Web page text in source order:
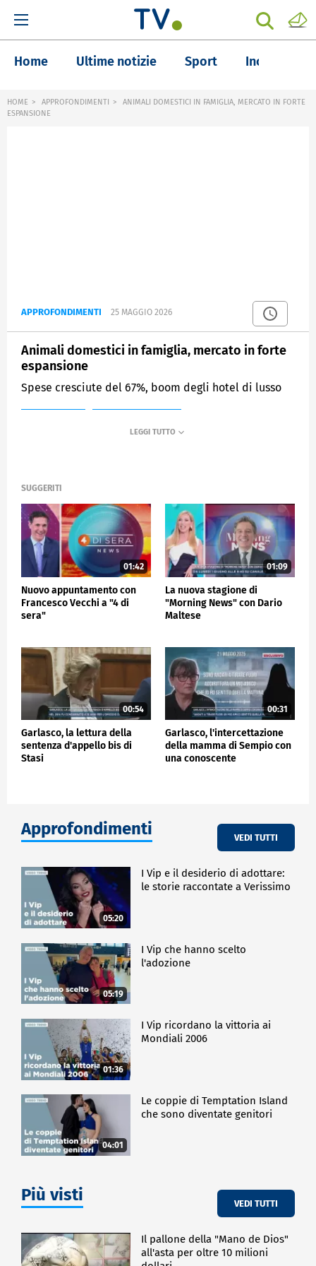
Home Ultime notizie Sport Inchieste
HOME APPROFONDIMENTI
ANIMALI DOMESTICI IN FAMIGLIA, MERCATO IN FORTE
ESPANSIONE
APPROFONDIMENTI 25 MAGGIO 2026
Animali domestici in famiglia, mercato in forte
espansione
Spese cresciute del 67%, boom degli hotel di lusso
SUGGERITI
01:42
Nuovo appuntamento con
Francesco Vecchi a "4 di
sera"
01:09
La nuova stagione di
"Morning News" con Dario
Maltese
00:54
Garlasco, la lettura della
sentenza d'appello bis di
Stasi
00:31
Garlasco, l'intercettazione
della mamma di Sempio con
una conoscente
Approfondimenti VEDI TUTTI
05:20
I Vip e il desiderio di adottare:
le storie raccontate a Verissimo
05:19
I Vip che hanno scelto
l'adozione
01:36
I Vip ricordano la vittoria ai
Mondiali 2006
04:01
Le coppie di Temptation Island
che sono diventate genitori
Più visti VEDI TUTTI
Il pallone della "Mano de Dios"
all'asta per oltre 10 milioni